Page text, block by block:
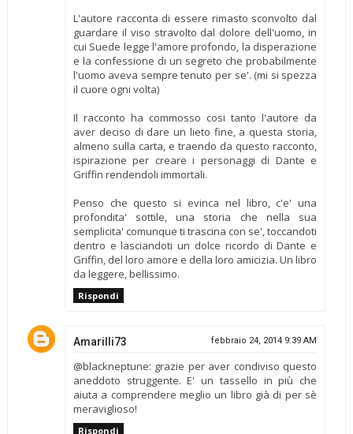
L'autore racconta di essere rimasto sconvolto dal
guardare il viso stravolto dal dolore dell'uomo, in
cui Suede legge l'amore profondo, la disperazione
e la confessione di un segreto che probabilmente
l'uomo aveva sempre tenuto per se'. (mi si spezza
il cuore ogni volta)
Il racconto ha commosso cosi tanto l'autore da
aver deciso di dare un lieto fine, a questa storia,
almeno sulla carta, e traendo da questo racconto,
ispirazione per creare i personaggi di Dante e
Griffin rendendoli immortali.
Penso che questo si evinca nel libro, c'e' una
profondita' sottile, una storia che nella sua
semplicita' comunque ti trascina con se', toccandoti
dentro e lasciandoti un dolce ricordo di Dante e
Griffin, del loro amore e della loro amicizia. Un libro
da leggere, bellissimo.
Rispondi
Amarilli73 febbraio 24, 2014 9:39 AM
@blackneptune: grazie per aver condiviso questo
aneddoto struggente. E' un tassello in più che
aiuta a comprendere meglio un libro già di per sè
meraviglioso!
Rispondi